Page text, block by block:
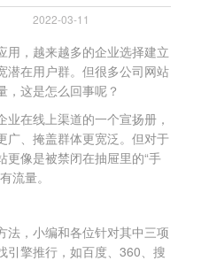
2022-03-11
用，越来越多的企业选择建立
潜在用户群。但很多公司网站
，这是怎么回事呢？
在线上渠道的一个宣扬册，
广、掩盖群体更宽泛。但对于
更像是被禁闭在抽屉里的“手
流量。
法，小编和各位针对其中三项
引擎推行，如百度、360、搜